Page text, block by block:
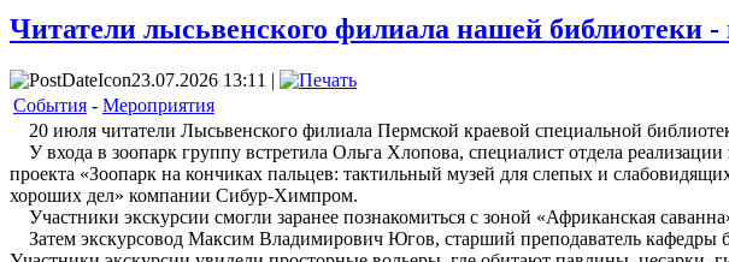
Читатели лысьвенского филиала нашей библиотеки -
23.07.2026 13:11 |
События - Мероприятия
20 июля читатели Лысьвенского филиала Пермской краевой специальной
У входа в зоопарк группу встретила Ольга Хлопова, специалист отдела
проекта «Зоопарк на кончиках пальцев: тактильный музей для слепых и
хороших дел» компании Сибур-Химпром.
Участники экскурсии смогли заранее познакомиться с зоной «Африканская
Затем экскурсовод Максим Владимирович Югов, старший преподаватель кафедры